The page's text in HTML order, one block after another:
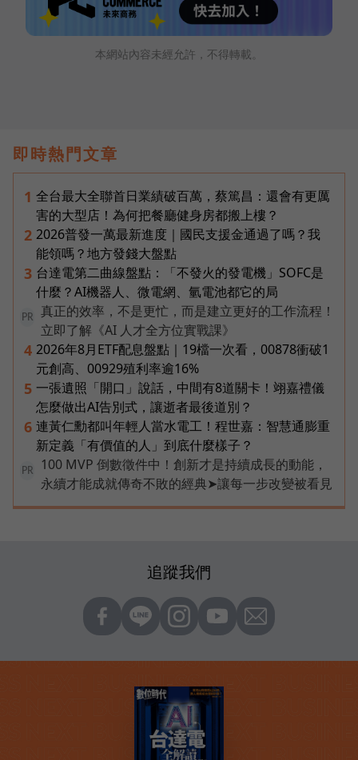
本網站內容未經允許，不得轉載。
即時熱門文章
1 全台最大全聯首日業績破百萬，蔡篤昌：還會有更厲
害的大型店！為何把餐廳健身房都搬上樓？
2 2026普發一萬最新進度｜國民支援金通過了嗎？我
能領嗎？地方發錢大盤點
3 台達電第二曲線盤點：「不發火的發電機」SOFC是
什麼？AI機器人、微電網、氫電池都它的局
PR
真正的效率，不是更忙，而是建立更好的工作流程！
立即了解《AI 人才全方位實戰課》
4 2026年8月ETF配息盤點｜19檔一次看，00878衝破1
元創高、00929殖利率逾16%
5 一張遺照「開口」說話，中間有8道關卡！翊嘉禮儀
怎麼做出AI告別式，讓逝者最後道別？
6 連黃仁勳都叫年輕人當水電工！程世嘉：智慧通膨重
新定義「有價值的人」到底什麼樣子？
PR
100 MVP 倒數徵件中！創新才是持續成長的動能，
永續才能成就傳奇不敗的經典➤讓每一步改變被看見
追蹤我們